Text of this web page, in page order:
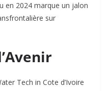
en 2024 marque un jalon
sur
Tech in Cote d’Ivoire